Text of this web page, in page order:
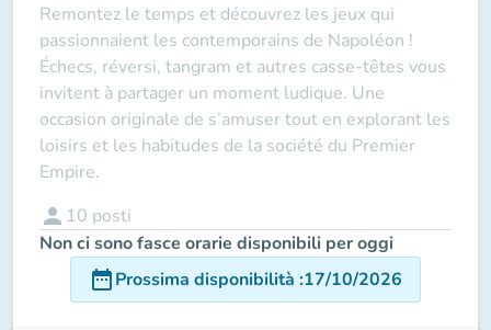
Remontez le temps et découvrez les jeux qui
passionnaient les contemporains de Napoléon !
Échecs, réversi, tangram et autres casse-têtes vous
invitent à partager un moment ludique. Une
occasion originale de s’amuser tout en explorant les
loisirs et les habitudes de la société du Premier
Empire.
person 10 posti
Non ci sono fasce orarie disponibili per oggi
date_rangeProssima disponibilità :17/10/2026